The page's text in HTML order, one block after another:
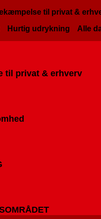
til privat &
Hurtig udrykning Alle
til privat & erhverv